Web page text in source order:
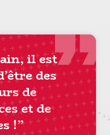
il est
des
de
etde
!”